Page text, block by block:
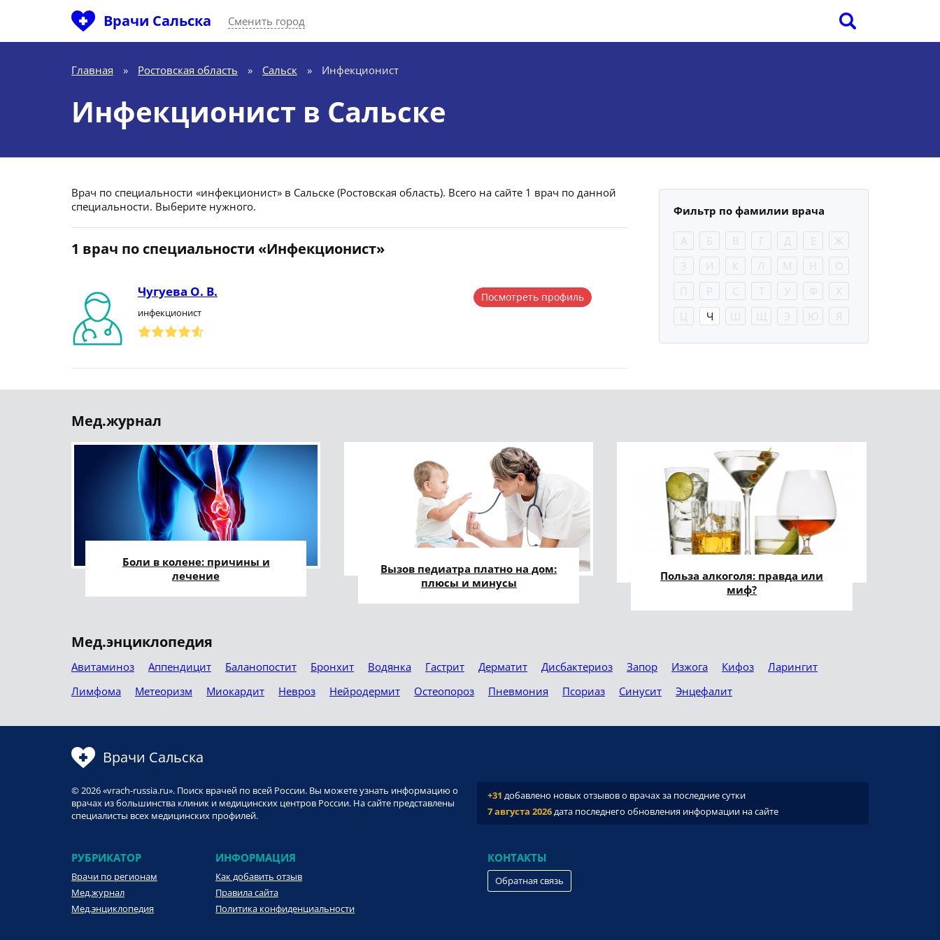
Врачи Сальска Сменить город
Главная » Ростовская область » Сальск » Инфекционист
Инфекционист в Сальске
Врач по специальности «инфекционист» в Сальске (Ростовская область). Всего на сайте 1 врач по данной
специальности. Выберите нужного.
1 врач по специальности «Инфекционист»
Чугуева О. В.
инфекционист
Посмотреть профиль
Фильтр по фамилии врача
А Б В Г Д Е
Ж
З
И К Л М Н
О
П
Р С Т У Ф
Х
Ц
Ч Ш Щ Э Ю Я
Мед.журнал
Боли в колене: причины и
лечение
Вызов педиатра платно на дом:
плюсы и минусы
Польза алкоголя: правда или
миф?
Мед.энциклопедия
Авитаминоз Аппендицит Баланопостит Бронхит Водянка Гастрит Дерматит Дисбактериоз Запор Изжога Кифоз
Ларингит
Лимфома
Метеоризм Миокардит Невроз Нейродермит Остеопороз Пневмония Псориаз Синусит Энцефалит
Врачи Сальска
© 2026 «vrach-russia.ru». Поиск врачей по всей России. Вы можете узнать информацию о
врачах из большинства клиник и медицинских центров России. На сайте представлены
специалисты всех медицинских профилей.
+31 добавлено новых отзывов о врачах за последние сутки
7 августа 2026дата последнего обновления информации на сайте
РУБРИКАТОР
Врачи по регионам
Мед.журнал
Мед.энциклопедия
ИНФОРМАЦИЯ
Как добавить отзыв
Правила сайта
Политика конфиденциальности
КОНТАКТЫ
Обратная связь